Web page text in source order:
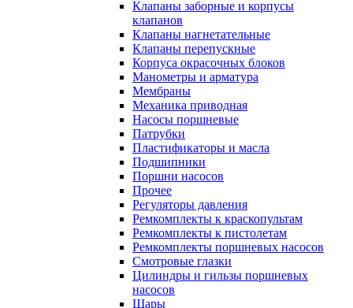
Клапаны заборные и корпусы
клапанов
Клапаны нагнетательные
Клапаны перепускные
Корпуса окрасочных блоков
Манометры и арматура
Мембраны
Механика приводная
Насосы поршневые
Патрубки
Пластификаторы и масла
Подшипники
Поршни насосов
Прочее
Регуляторы давления
Ремкомплекты к краскопультам
Ремкомплекты к пистолетам
Ремкомплекты поршневых насосов
Смотровые глазки
Цилиндры и гильзы поршневых
насосов
Шары